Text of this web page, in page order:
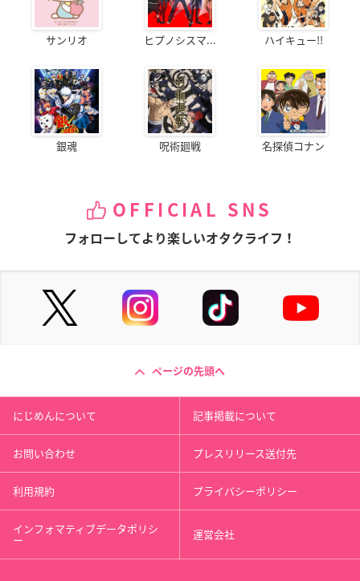
サンリオ ヒプノシスマ... ハイキュー!!
銀魂 呪術廻戦 名探偵コナン
OFFICIAL SNS
フォローしてより楽しいオタクライフ！
ページの先頭へ
にじめんについて 記事掲載について
お問い合わせ プレスリリース送付先
利用規約 プライバシーポリシー
インフォマティブデータポリシ
ー 運営会社